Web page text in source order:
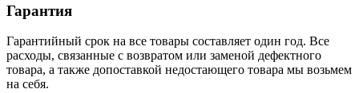
Гарантия
Гарантийный срок на все товары составляет один год. Все
расходы, связанные с возвратом или заменой дефектного
товара, а также допоставкой недостающего товара мы возьмем
на себя.